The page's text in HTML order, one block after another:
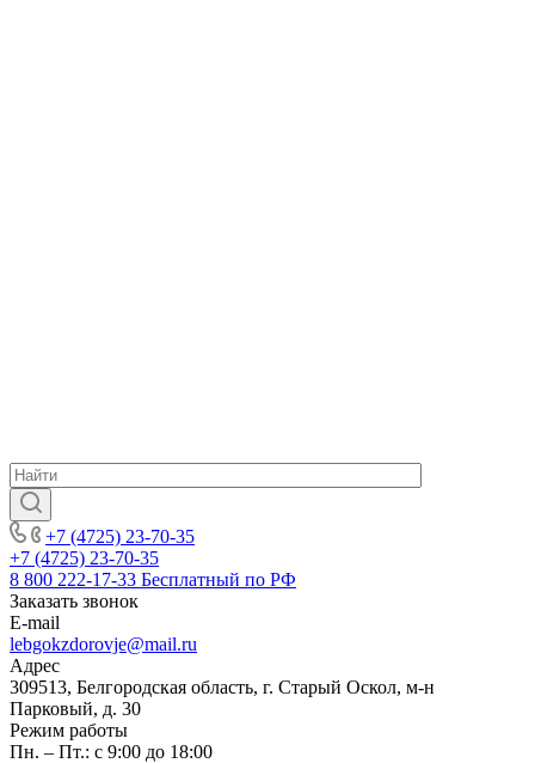
+7 (4725) 23-70-35
+7 (4725) 23-70-35
8 800 222-17-33 Бесплатный по РФ
Заказать звонок
E-mail
lebgokzdorovje@mail.ru
Адрес
309513, Белгородская область, г. Старый Оскол, м-н
Парковый, д. 30
Режим работы
Пн. – Пт.: с 9:00 до 18:00